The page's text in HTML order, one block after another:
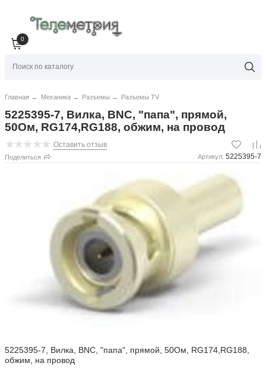
0
Главная → Механика → Разъемы → Разъемы TV
5225395-7, Вилка, BNC, "папа", прямой,
50Ом, RG174,RG188, обжим, на провод
Оставить отзыв
Поделиться Артикул: 5225395-7
5225395-7, Вилка, BNC, "папа", прямой, 50Ом, RG174,RG188,
обжим, на провод